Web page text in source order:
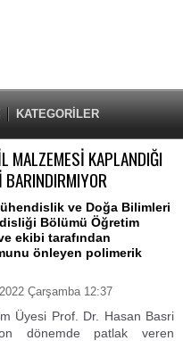
KATEGORİLER
MALZEMESİ KAPLANDIĞI
ve Doğa Bilimleri
Bölümü Öğretim
ekibi tarafından
önleyen polimerik
Çarşamba 12:37
Üyesi Prof. Dr. Hasan Basri
dönemde patlak veren